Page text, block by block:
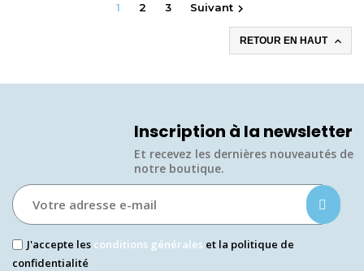
1 2 3 Suivant 
RETOUR EN HAUT 
Inscription à la newsletter
Et recevez les dernières nouveautés de
notre boutique.​
J'accepte les conditions générales et la politique de
confidentialité